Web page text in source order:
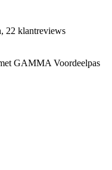
22 klantreviews
GAMMA Voordeelpas